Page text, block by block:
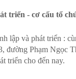
triển - cơ cấu tổ
lập và phát triển :
đường Phạm Ngọc
triển cho đến nay.